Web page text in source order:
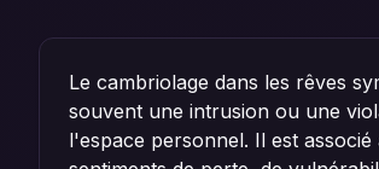
Le cambriolage dans les rêves
souvent une intrusion ou une
l'espace personnel. Il est associé